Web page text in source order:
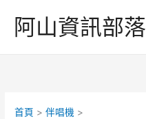
阿山資訊部落
首頁
伴唱機